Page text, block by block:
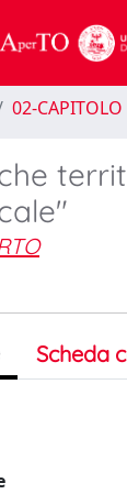
02-
Scheda